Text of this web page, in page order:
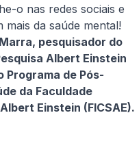
o nas redes sociais e
da saúde mental!
pesquisador do
Albert Einstein
Programa de Pós-
da Faculdade
Einstein (FICSAE).